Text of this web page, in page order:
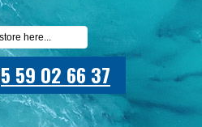
59 02 66 37